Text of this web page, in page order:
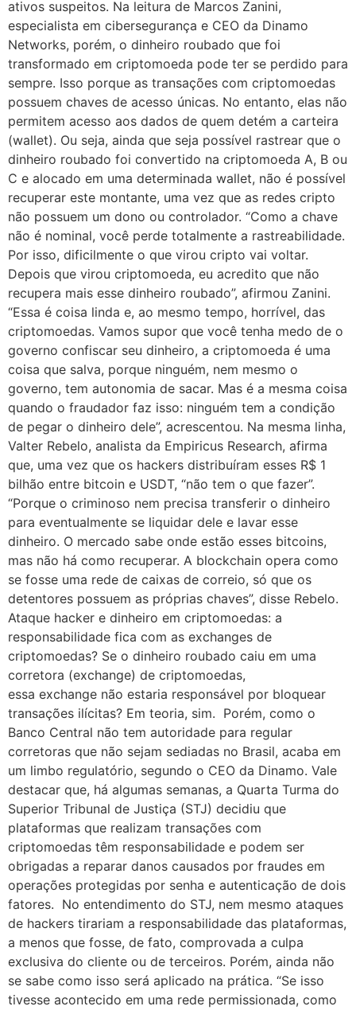
ativos suspeitos. Na leitura de Marcos Zanini,
especialista em cibersegurança e CEO da Dinamo
Networks, porém, o dinheiro roubado que foi
transformado em criptomoeda pode ter se perdido para
sempre. Isso porque as transações com criptomoedas
possuem chaves de acesso únicas. No entanto, elas não
permitem acesso aos dados de quem detém a carteira
(wallet). Ou seja, ainda que seja possível rastrear que o
dinheiro roubado foi convertido na criptomoeda A, B ou
C e alocado em uma determinada wallet, não é possível
recuperar este montante, uma vez que as redes cripto
não possuem um dono ou controlador. “Como a chave
não é nominal, você perde totalmente a rastreabilidade.
Por isso, dificilmente o que virou cripto vai voltar.
Depois que virou criptomoeda, eu acredito que não
recupera mais esse dinheiro roubado”, afirmou Zanini.
“Essa é coisa linda e, ao mesmo tempo, horrível, das
criptomoedas. Vamos supor que você tenha medo de o
governo confiscar seu dinheiro, a criptomoeda é uma
coisa que salva, porque ninguém, nem mesmo o
governo, tem autonomia de sacar. Mas é a mesma coisa
quando o fraudador faz isso: ninguém tem a condição
de pegar o dinheiro dele”, acrescentou. Na mesma linha,
Valter Rebelo, analista da Empiricus Research, afirma
que, uma vez que os hackers distribuíram esses R$ 1
bilhão entre bitcoin e USDT, “não tem o que fazer”.
“Porque o criminoso nem precisa transferir o dinheiro
para eventualmente se liquidar dele e lavar esse
dinheiro. O mercado sabe onde estão esses bitcoins,
mas não há como recuperar. A blockchain opera como
se fosse uma rede de caixas de correio, só que os
detentores possuem as próprias chaves”, disse Rebelo.
Ataque hacker e dinheiro em criptomoedas: a
responsabilidade fica com as exchanges de
criptomoedas? Se o dinheiro roubado caiu em uma
corretora (exchange) de criptomoedas,
essa exchange não estaria responsável por bloquear
transações ilícitas? Em teoria, sim. Porém, como o
Banco Central não tem autoridade para regular
corretoras que não sejam sediadas no Brasil, acaba em
um limbo regulatório, segundo o CEO da Dinamo. Vale
destacar que, há algumas semanas, a Quarta Turma do
Superior Tribunal de Justiça (STJ) decidiu que
plataformas que realizam transações com
criptomoedas têm responsabilidade e podem ser
obrigadas a reparar danos causados por fraudes em
operações protegidas por senha e autenticação de dois
fatores. No entendimento do STJ, nem mesmo ataques
de hackers tirariam a responsabilidade das plataformas,
a menos que fosse, de fato, comprovada a culpa
exclusiva do cliente ou de terceiros. Porém, ainda não
se sabe como isso será aplicado na prática. “Se isso
tivesse acontecido em uma rede permissionada, como